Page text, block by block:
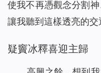
使我不再憑觀念分割
讓我聽到這樣透亮的交
疑竇冰釋喜迎主歸